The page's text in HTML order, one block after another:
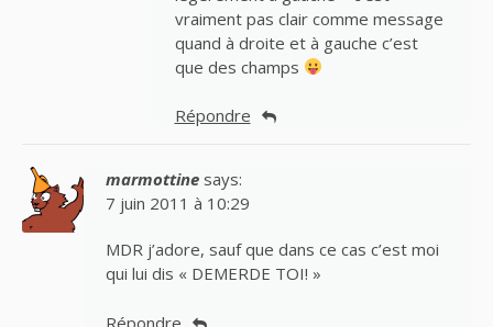
vraiment pas clair comme message
quand à droite et à gauche c’est
que des champs
Répondre
marmottine says:
7 juin 2011 à 10:29
MDR j’adore, sauf que dans ce cas c’est moi
qui lui dis « DEMERDE TOI! »
Répondre